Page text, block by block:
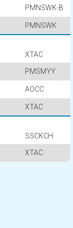
PMNSWK-B
PMNSWK
XTAC
PMSMYY
AOCC
XTAC
SSCKCH
XTAC